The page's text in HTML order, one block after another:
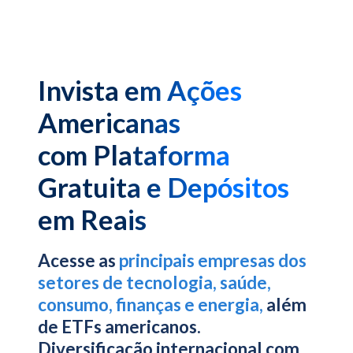
Invista em Ações
Americanas
com Plataforma
Gratuita e Depósitos
em Reais
Acesse as principais empresas dos
setores de tecnologia, saúde,
consumo, finanças e energia, além
de ETFs americanos.